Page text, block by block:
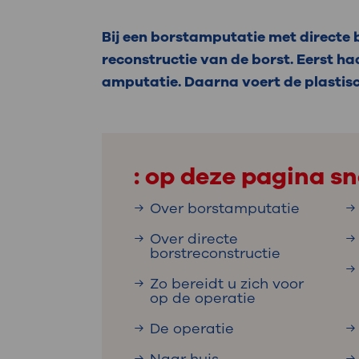
Uw
Werken
steeds verder uit, zodat u zelf
we u sneller helpen.
Direct naar MijnOLVG
Bij een borstamputatie met directe
reconstructie van de borst. Eerst
amputatie. Daarna voert de
: op deze pagina
Over borstamputatie
Over directe
borstreconstructie
Zo bereidt u zich voor
op de operatie
De operatie